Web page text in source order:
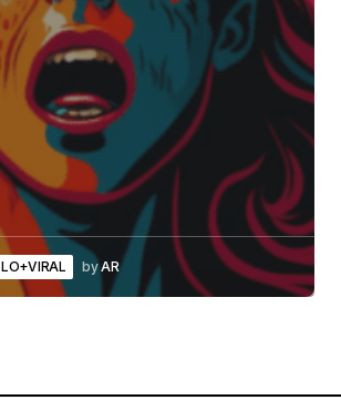
LO+VIRAL byAR